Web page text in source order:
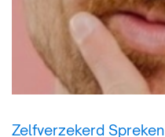
Zelfverzekerd Spreken